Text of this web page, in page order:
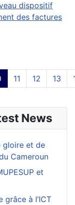
dispositif
des factures
11 12 13
News
gloire et de
Cameroun
et
grâce à l’ICT